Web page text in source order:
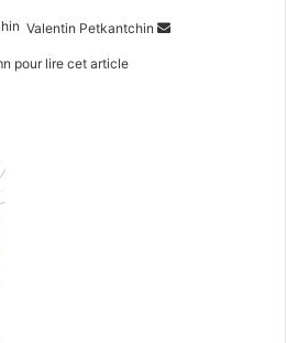
Valentin Petkantchin
Envoyer
pour lire cet article